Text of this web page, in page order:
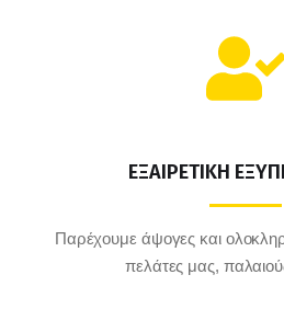
ΕΞΑΙΡΕΤΙΚΗ
Παρέχουμε άψογες και
πελάτες μας,